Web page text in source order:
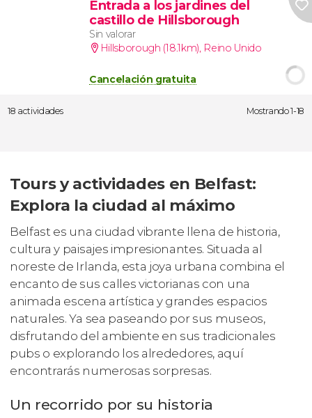
Entrada a los jardines del
castillo de Hillsborough
Sin valorar
Hillsborough (18.1km), Reino Unido
Cancelación gratuita
18 actividades Mostrando 1-18
Tours y actividades en Belfast:
Explora la ciudad al máximo
Belfast es una ciudad vibrante llena de historia,
cultura y paisajes impresionantes. Situada al
noreste de Irlanda, esta joya urbana combina el
encanto de sus calles victorianas con una
animada escena artística y grandes espacios
naturales. Ya sea paseando por sus museos,
disfrutando del ambiente en sus tradicionales
pubs o explorando los alrededores, aquí
encontrarás numerosas sorpresas.
Un recorrido por su historia